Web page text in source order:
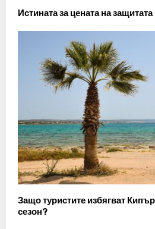
Истината за цената на
Защо туристите избягват
сезон?